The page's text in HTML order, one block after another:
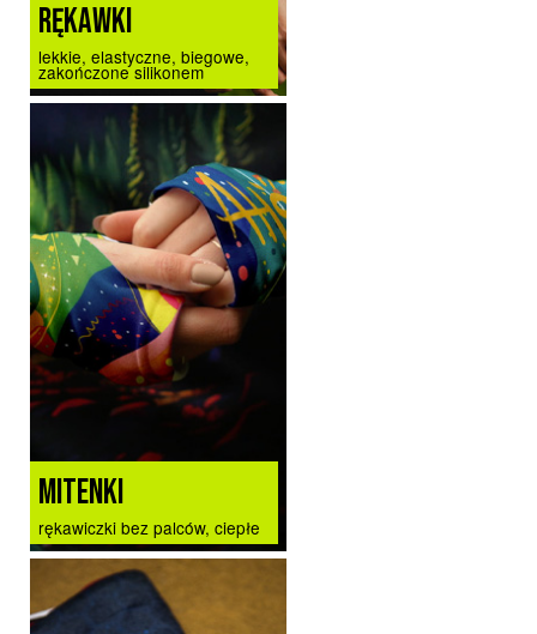
RĘKAWKI
lekkie, elastyczne, biegowe,
zakończone silikonem
MITENKI
rękawiczki bez palców, ciepłe